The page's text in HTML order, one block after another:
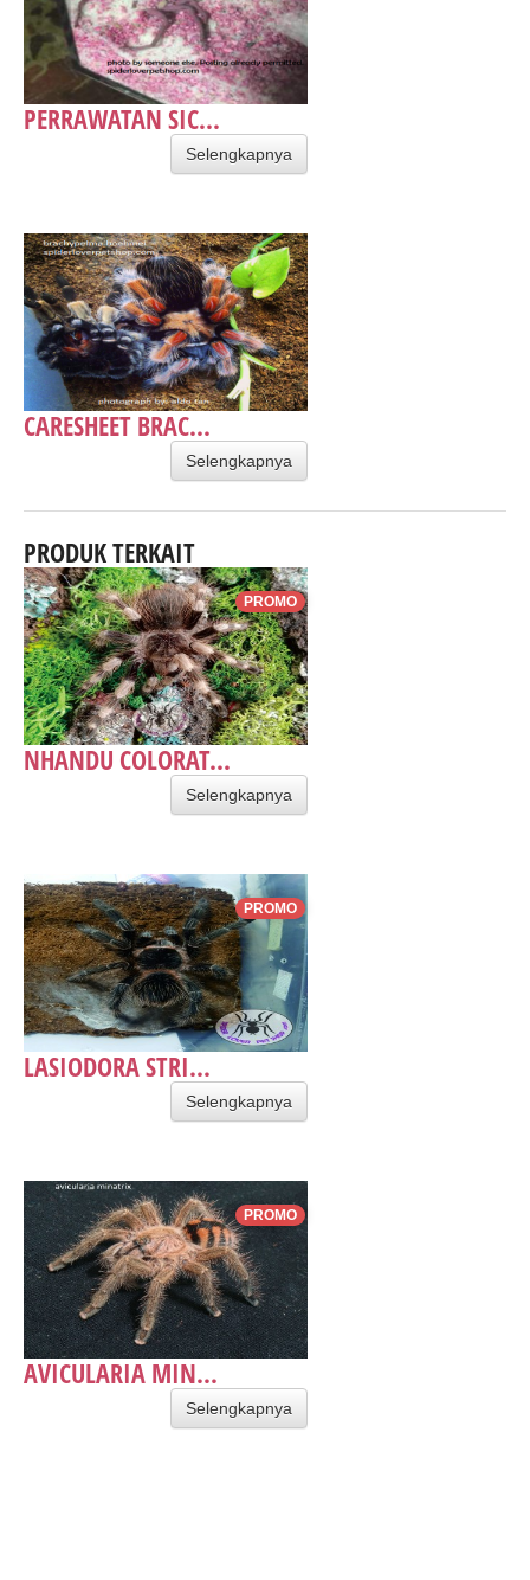
PERRAWATAN SIC...
Selengkapnya
CARESHEET BRAC...
Selengkapnya
PRODUK TERKAIT
PROMO
NHANDU COLORAT...
Selengkapnya
PROMO
LASIODORA STRI...
Selengkapnya
PROMO
AVICULARIA MIN...
Selengkapnya